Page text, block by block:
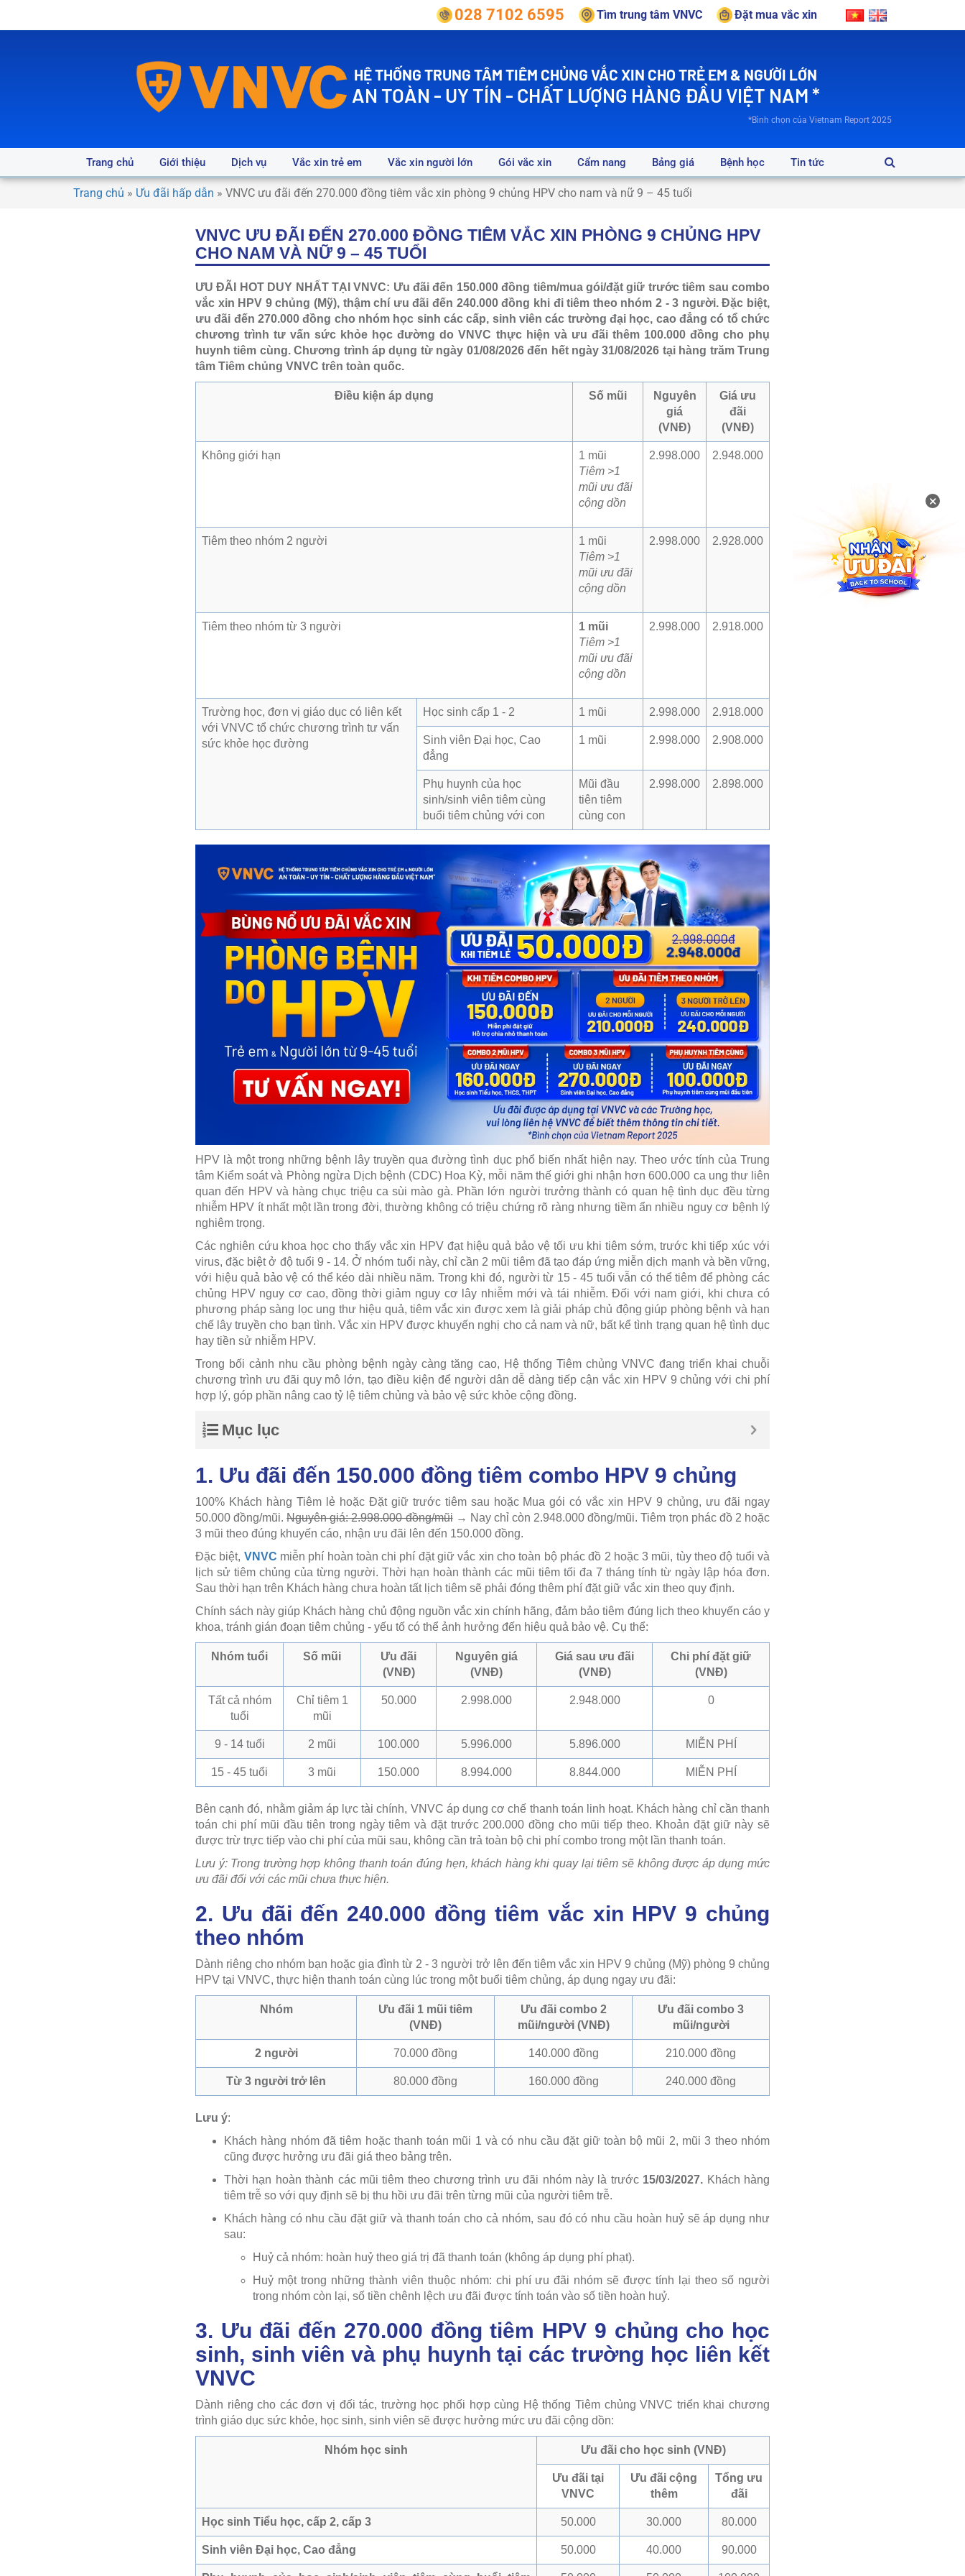
028 7102 6595 Tìm trung tâm VNVC Đặt mua vắc xin
HỆ THỐNG TRUNG TÂM TIÊM CHỦNG VẮC XIN CHO TRẺ EM & NGƯỜI LỚN
AN TOÀN - UY TÍN - CHẤT LƯỢNG HÀNG ĐẦU VIỆT NAM *
*Bình chọn của Vietnam Report 2025
Trang chủ Giới thiệu Dịch vụ Vắc xin trẻ em Vắc xin người lớn Gói vắc xin Cẩm nang Bảng giá Bệnh học Tin tức
Trang chủ » Ưu đãi hấp dẫn » VNVC ưu đãi đến 270.000 đồng tiêm vắc xin phòng 9 chủng HPV cho nam và nữ 9 – 45 tuổi
VNVC ƯU ĐÃI ĐẾN 270.000 ĐỒNG TIÊM VẮC XIN PHÒNG 9 CHỦNG HPV
CHO NAM VÀ NỮ 9 – 45 TUỔI
ƯU ĐÃI HOT DUY NHẤT TẠI VNVC: Ưu đãi đến 150.000 đồng tiêm/mua gói/đặt giữ trước tiêm sau combo
vắc xin HPV 9 chủng (Mỹ), thậm chí ưu đãi đến 240.000 đồng khi đi tiêm theo nhóm 2 - 3 người. Đặc biệt,
ưu đãi đến 270.000 đồng cho nhóm học sinh các cấp, sinh viên các trường đại học, cao đẳng có tổ chức
chương trình tư vấn sức khỏe học đường do VNVC thực hiện và ưu đãi thêm 100.000 đồng cho phụ
huynh tiêm cùng. Chương trình áp dụng từ ngày 01/08/2026 đến hết ngày 31/08/2026 tại hàng trăm Trung
tâm Tiêm chủng VNVC trên toàn quốc.
Điều kiện áp dụng Số mũi
Nguyên
giá
(VNĐ)
Giá ưu
đãi
(VNĐ)
Không giới hạn
1 mũi
Tiêm >1
mũi ưu đãi
cộng dồn
2.998.000 2.948.000
Tiêm theo nhóm 2 người
1 mũi
Tiêm >1
mũi ưu đãi
cộng dồn
2.998.000 2.928.000
Tiêm theo nhóm từ 3 người
1 mũi
Tiêm >1
mũi ưu đãi
cộng dồn
2.998.000 2.918.000
Trường học, đơn vị giáo dục có liên kết
với VNVC tổ chức chương trình tư vấn
sức khỏe học đường
Học sinh cấp 1 - 2 1 mũi 2.998.000 2.918.000
Sinh viên Đại học, Cao
đẳng
1 mũi 2.998.000 2.908.000
Phụ huynh của học
sinh/sinh viên tiêm cùng
buổi tiêm chủng với con
Mũi đầu
tiên tiêm
cùng con
2.998.000 2.898.000
HPV là một trong những bệnh lây truyền qua đường tình dục phổ biến nhất hiện nay. Theo ước tính của Trung
tâm Kiểm soát và Phòng ngừa Dịch bệnh (CDC) Hoa Kỳ, mỗi năm thế giới ghi nhận hơn 600.000 ca ung thư liên
quan đến HPV và hàng chục triệu ca sùi mào gà. Phần lớn người trưởng thành có quan hệ tình dục đều từng
nhiễm HPV ít nhất một lần trong đời, thường không có triệu chứng rõ ràng nhưng tiềm ẩn nhiều nguy cơ bệnh lý
nghiêm trọng.
Các nghiên cứu khoa học cho thấy vắc xin HPV đạt hiệu quả bảo vệ tối ưu khi tiêm sớm, trước khi tiếp xúc với
virus, đặc biệt ở độ tuổi 9 - 14. Ở nhóm tuổi này, chỉ cần 2 mũi tiêm đã tạo đáp ứng miễn dịch mạnh và bền vững,
với hiệu quả bảo vệ có thể kéo dài nhiều năm. Trong khi đó, người từ 15 - 45 tuổi vẫn có thể tiêm để phòng các
chủng HPV nguy cơ cao, đồng thời giảm nguy cơ lây nhiễm mới và tái nhiễm. Đối với nam giới, khi chưa có
phương pháp sàng lọc ung thư hiệu quả, tiêm vắc xin được xem là giải pháp chủ động giúp phòng bệnh và hạn
chế lây truyền cho bạn tình. Vắc xin HPV được khuyến nghị cho cả nam và nữ, bất kể tình trạng quan hệ tình dục
hay tiền sử nhiễm HPV.
Trong bối cảnh nhu cầu phòng bệnh ngày càng tăng cao, Hệ thống Tiêm chủng VNVC đang triển khai chuỗi
chương trình ưu đãi quy mô lớn, tạo điều kiện để người dân dễ dàng tiếp cận vắc xin HPV 9 chủng với chi phí
hợp lý, góp phần nâng cao tỷ lệ tiêm chủng và bảo vệ sức khỏe cộng đồng.
Mục lục
1. Ưu đãi đến 150.000 đồng tiêm combo HPV 9 chủng
100% Khách hàng Tiêm lẻ hoặc Đặt giữ trước tiêm sau hoặc Mua gói có vắc xin HPV 9 chủng, ưu đãi ngay
50.000 đồng/mũi.Nguyên giá: 2.998.000 đồng/mũi→ Nay chỉ còn 2.948.000 đồng/mũi. Tiêm trọn phác đồ 2 hoặc
3 mũi theo đúng khuyến cáo, nhận ưu đãi lên đến 150.000 đồng.
Đặc biệt, VNVC miễn phí hoàn toàn chi phí đặt giữ vắc xin cho toàn bộ phác đồ 2 hoặc 3 mũi, tùy theo độ tuổi và
lịch sử tiêm chủng của từng người. Thời hạn hoàn thành các mũi tiêm tối đa 7 tháng tính từ ngày lập hóa đơn.
Sau thời hạn trên Khách hàng chưa hoàn tất lịch tiêm sẽ phải đóng thêm phí đặt giữ vắc xin theo quy định.
Chính sách này giúp Khách hàng chủ động nguồn vắc xin chính hãng, đảm bảo tiêm đúng lịch theo khuyến cáo y
khoa, tránh gián đoạn tiêm chủng - yếu tố có thể ảnh hưởng đến hiệu quả bảo vệ. Cụ thể:
Nhóm tuổi Số mũi
Ưu đãi
(VNĐ)
Nguyên giá
(VNĐ)
Giá sau ưu đãi
(VNĐ)
Chi phí đặt giữ
(VNĐ)
Tất cả nhóm
tuổi
Chỉ tiêm 1
mũi
50.000 2.998.000 2.948.000 0
9 - 14 tuổi 2 mũi 100.000 5.996.000 5.896.000 MIỄN PHÍ
15 - 45 tuổi 3 mũi 150.000 8.994.000 8.844.000 MIỄN PHÍ
Bên cạnh đó, nhằm giảm áp lực tài chính, VNVC áp dụng cơ chế thanh toán linh hoạt. Khách hàng chỉ cần thanh
toán chi phí mũi đầu tiên trong ngày tiêm và đặt trước 200.000 đồng cho mũi tiếp theo. Khoản đặt giữ này sẽ
được trừ trực tiếp vào chi phí của mũi sau, không cần trả toàn bộ chi phí combo trong một lần thanh toán.
Lưu ý: Trong trường hợp không thanh toán đúng hẹn, khách hàng khi quay lại tiêm sẽ không được áp dụng mức
ưu đãi đối với các mũi chưa thực hiện.
2. Ưu đãi đến 240.000 đồng tiêm vắc xin HPV 9 chủng
theo nhóm
Dành riêng cho nhóm bạn hoặc gia đình từ 2 - 3 người trở lên đến tiêm vắc xin HPV 9 chủng (Mỹ) phòng 9 chủng
HPV tại VNVC, thực hiện thanh toán cùng lúc trong một buổi tiêm chủng, áp dụng ngay ưu đãi:
Nhóm
Ưu đãi 1 mũi tiêm
(VNĐ)
Ưu đãi combo 2
mũi/người (VNĐ)
Ưu đãi combo 3
mũi/người
2 người 70.000 đồng 140.000 đồng 210.000 đồng
Từ 3 người trở lên 80.000 đồng 160.000 đồng 240.000 đồng
Lưu ý:
Khách hàng nhóm đã tiêm hoặc thanh toán mũi 1 và có nhu cầu đặt giữ toàn bộ mũi 2, mũi 3 theo nhóm
cũng được hưởng ưu đãi giá theo bảng trên.
Thời hạn hoàn thành các mũi tiêm theo chương trình ưu đãi nhóm này là trước 15/03/2027. Khách hàng
tiêm trễ so với quy định sẽ bị thu hồi ưu đãi trên từng mũi của người tiêm trễ.
Khách hàng có nhu cầu đặt giữ và thanh toán cho cả nhóm, sau đó có nhu cầu hoàn huỷ sẽ áp dụng như
sau:
Huỷ cả nhóm: hoàn huỷ theo giá trị đã thanh toán (không áp dụng phí phạt).
Huỷ một trong những thành viên thuộc nhóm: chi phí ưu đãi nhóm sẽ được tính lại theo số người
trong nhóm còn lại, số tiền chênh lệch ưu đãi được tính toán vào số tiền hoàn huỷ.
3. Ưu đãi đến 270.000 đồng tiêm HPV 9 chủng cho học
sinh, sinh viên và phụ huynh tại các trường học liên kết
VNVC
Dành riêng cho các đơn vị đối tác, trường học phối hợp cùng Hệ thống Tiêm chủng VNVC triển khai chương
trình giáo dục sức khỏe, học sinh, sinh viên sẽ được hưởng mức ưu đãi cộng dồn:
Nhóm học sinh Ưu đãi cho học sinh (VNĐ)
Ưu đãi tại
VNVC
Ưu đãi cộng
thêm
Tổng ưu
đãi
Học sinh Tiểu học, cấp 2, cấp 3 50.000 30.000 80.000
Sinh viên Đại học, Cao đẳng 50.000 40.000 90.000
×